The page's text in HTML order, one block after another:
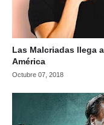
Las Malcriadas llega
América
Octubre 07, 2018